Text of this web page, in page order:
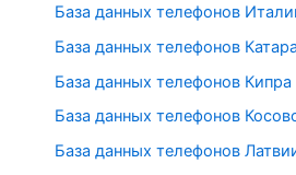
База данных телефонов
База данных телефонов Катара
База данных телефонов Кипра
База данных телефонов
База данных телефонов